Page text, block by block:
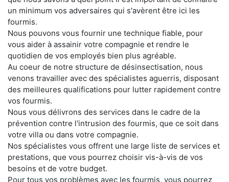
un minimum vos adversaires qui s'avèrent être ici les
fourmis.
Nous pouvons vous fournir une technique fiable, pour
vous aider à assainir votre compagnie et rendre le
quotidien de vos employés bien plus agréable.
Au coeur de notre structure de désinsectisation, nous
venons travailler avec des spécialistes aguerris, disposant
des meilleures qualifications pour lutter rapidement contre
vos fourmis.
Nous vous délivrons des services dans le cadre de la
prévention contre l'intrusion des fourmis, que ce soit dans
votre villa ou dans votre compagnie.
Nos spécialistes vous offrent une large liste de services et
prestations, que vous pourrez choisir vis-à-vis de vos
besoins et de votre budget.
Pour tous vos problèmes avec les fourmis, vous pourrez